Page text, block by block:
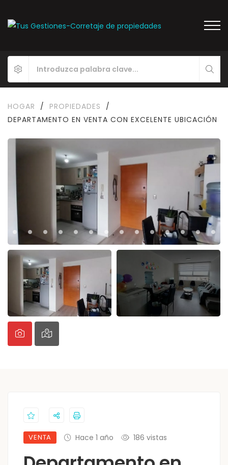
HOGAR / PROPIEDADES
/
DEPARTAMENTO EN VENTA CON EXCELENTE UBICACIÓN
VENTA Hace 1 año 186 vistas